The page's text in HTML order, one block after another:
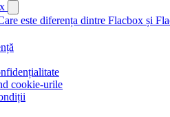
este diferența dintre Flacbox și
cookie-urile